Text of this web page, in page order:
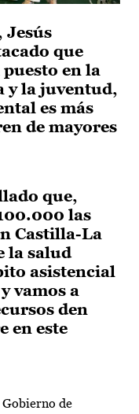
Jesús
que
puesto en la
y la juventud,
es más
de mayores
que,
las
Castilla-La
la salud
asistencial
vamos a
den
en este
de